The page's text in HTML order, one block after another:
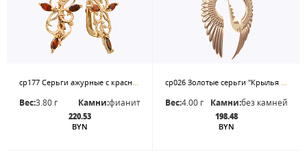
ср177 Серьги ажурные с красными маркизами
Вес:3.80 г Камни:фианит
220.53
BYN
ср026 Золотые серьги "Крылья Ангела"
Вес:4.00 г Камни:без камней
198.48
BYN